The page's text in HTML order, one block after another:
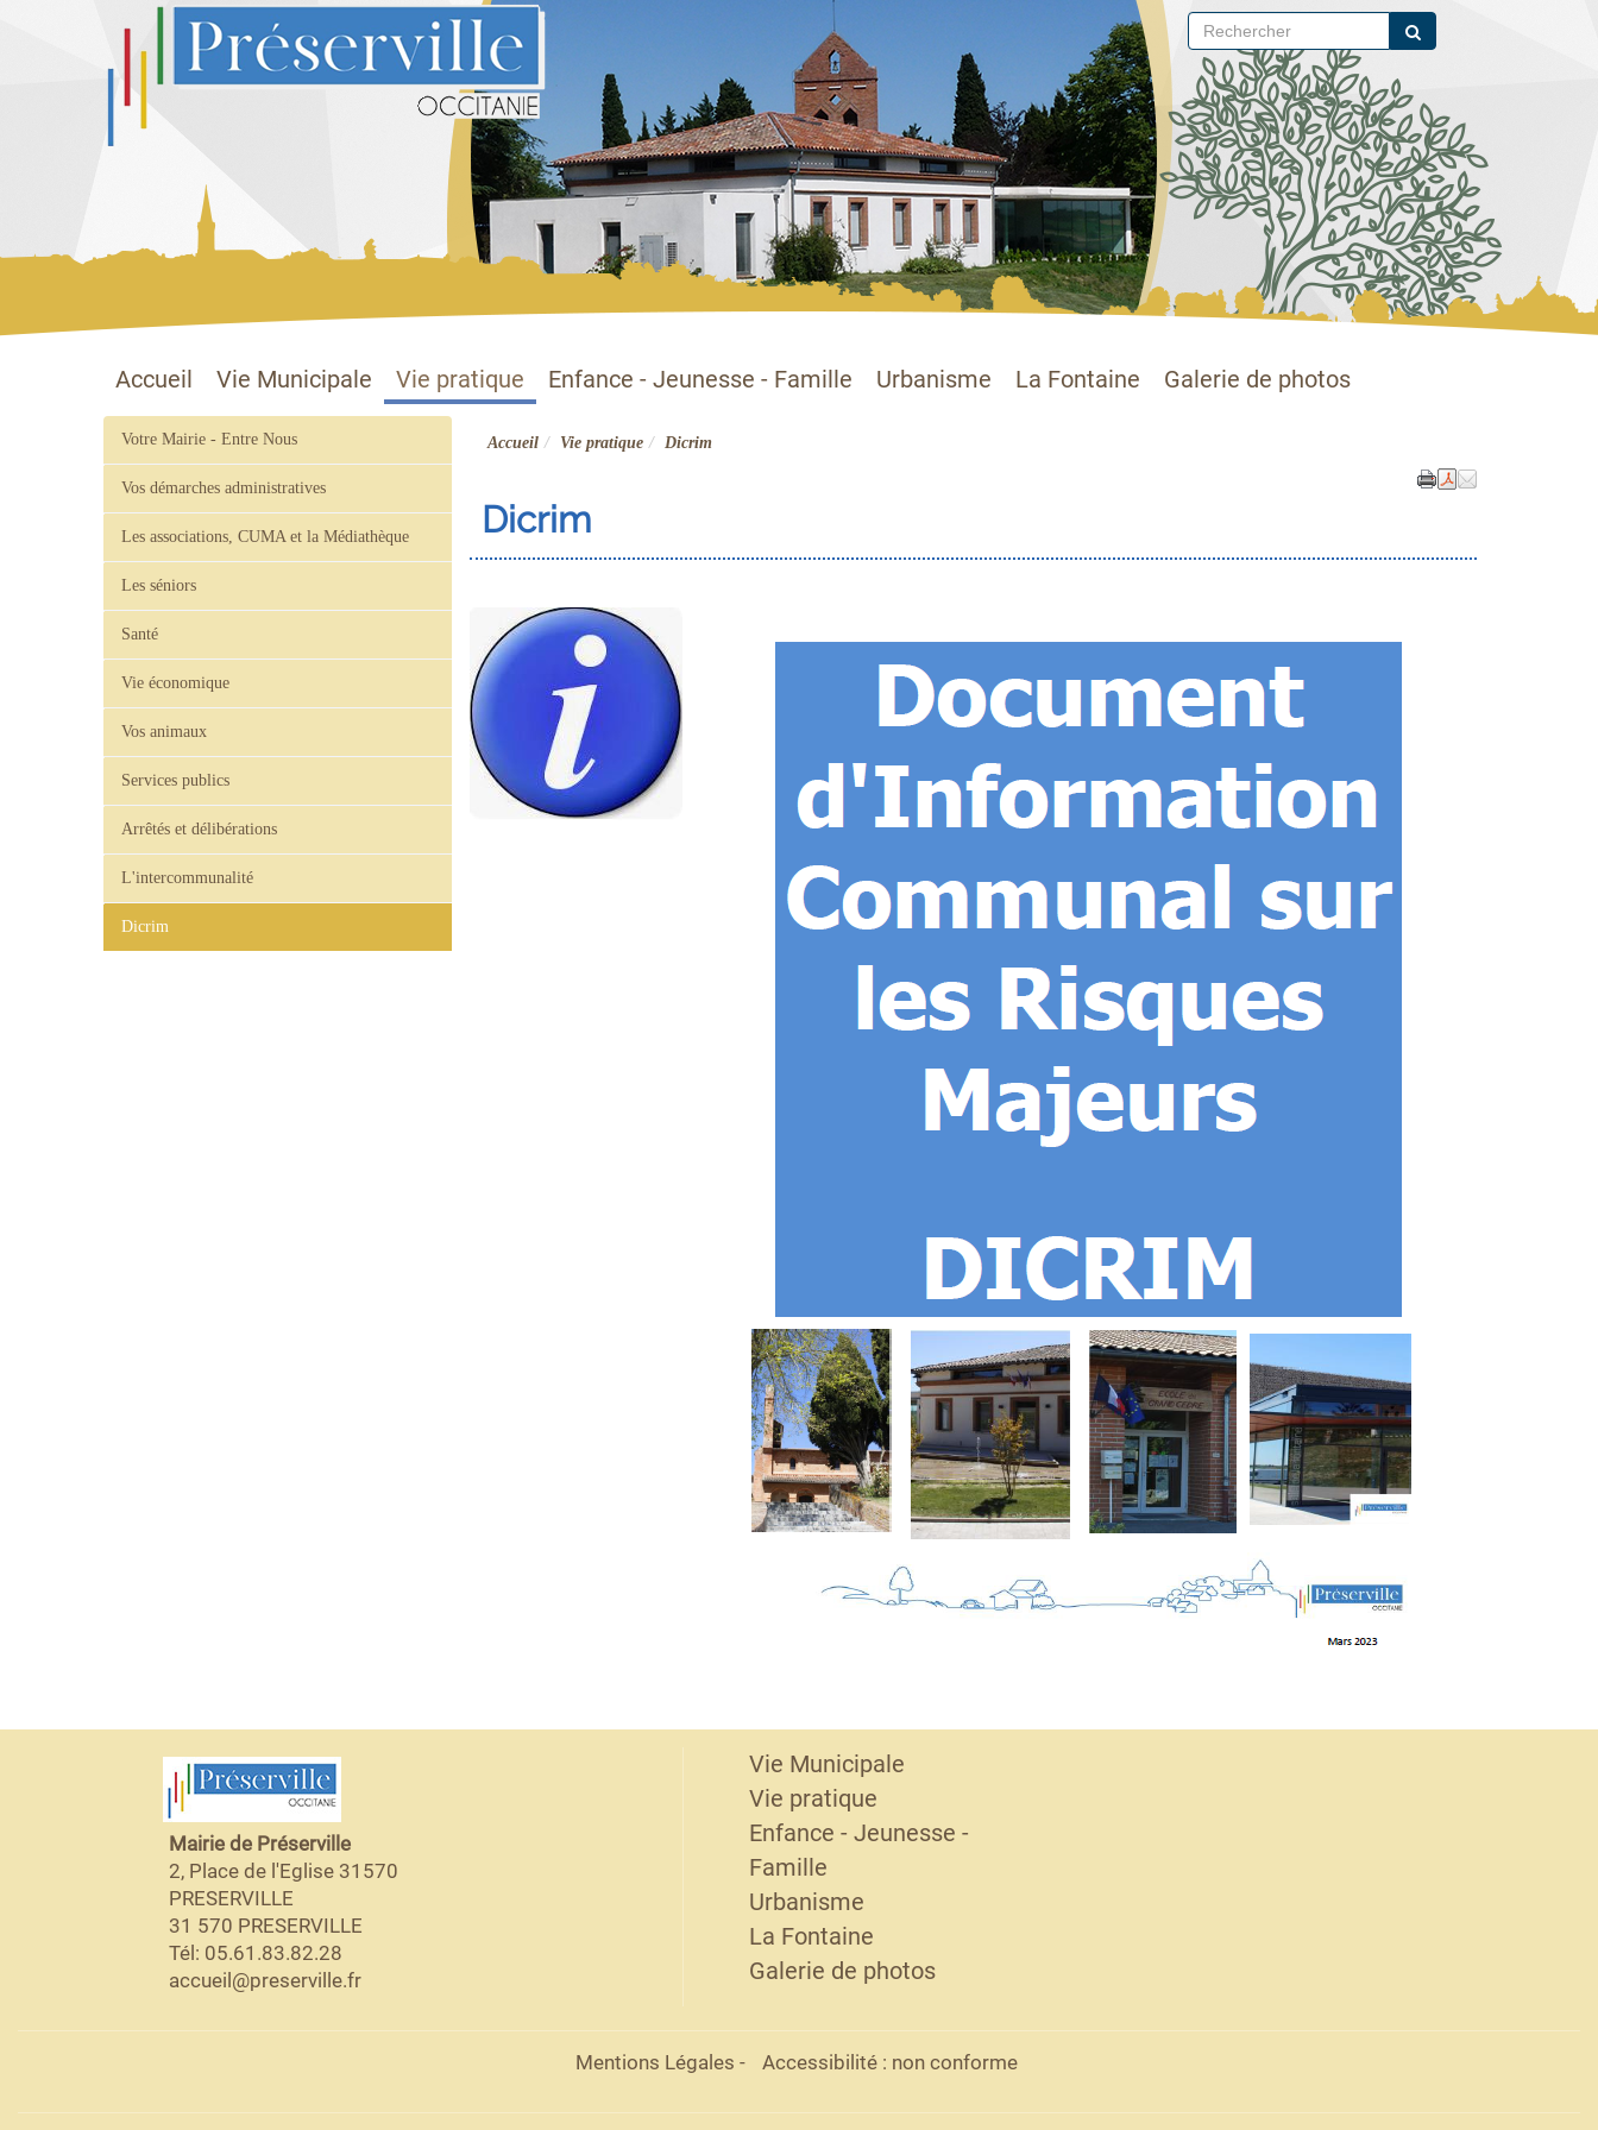
Site officiel
Accueil Vie Municipale Vie pratique Enfance - Jeunesse - Famille Urbanisme La Fontaine Galerie de photos
Accueil Vie pratique Dicrim
Dicrim
Votre Mairie - Entre Nous
Vos démarches administratives
Les associations, CUMA et la Médiathèque
Les séniors
Santé
Vie économique
Vos animaux
Services publics
Arrêtés et délibérations
L'intercommunalité
Dicrim
Mairie de Préserville
2, Place de l'Eglise 31570
PRESERVILLE
31 570 PRESERVILLE
Tél: 05.61.83.82.28
accueil@preserville.fr
Vie Municipale
Vie pratique
Enfance - Jeunesse -
Famille
Urbanisme
La Fontaine
Galerie de photos
Mentions Légales - Accessibilité : non conforme